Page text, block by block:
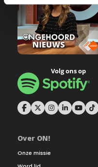
Over ON!
Onze missie